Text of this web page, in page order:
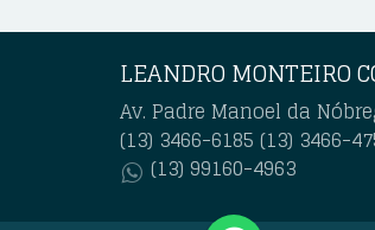
LEANDRO MONTEIRO
Av. Padre Manoel da
(13) 3466-6185 (13) 3466-
(13) 99160-4963